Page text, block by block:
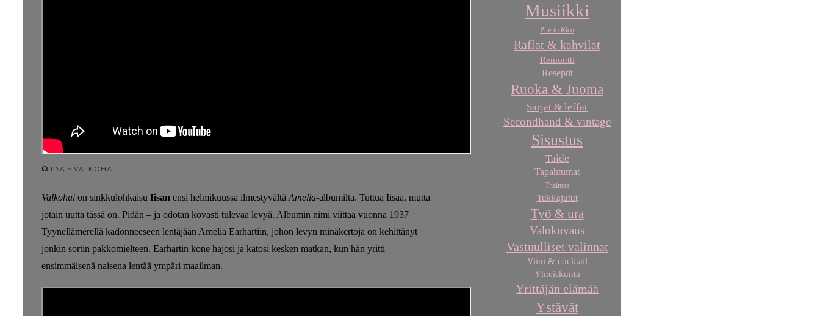
☊ IISA ~ VALKOHAI
Valkohai on sinkkulohkaisu Iisan ensi helmikuussa ilmestyvältä Amelia-albumilta. Tuttua Iisaa, mutta
jotain uutta tässä on. Pidän – ja odotan kovasti tulevaa levyä. Albumin nimi viittaa vuonna 1937
Tyynellämerellä kadonneeseen lentäjään Amelia Earhartiin, johon levyn minäkertoja on kehittänyt
jonkin sortin pakkomielteen. Earhartin kone hajosi ja katosi kesken matkan, kun hän yritti
ensimmäisenä naisena lentää ympäri maailman.
Musiikki
Puerto Rico
Raflat & kahvilat
Remontti
Reseptit
Ruoka & Juoma
Sarjat & leffat
Secondhand & vintage
Sisustus
Taide
Tapahtumat
Thaimaa
Tukkajutut
Työ & ura
Valokuvaus
Vastuulliset valinnat
Viini & cocktail
Yhteiskunta
Yrittäjän elämää
Ystävät